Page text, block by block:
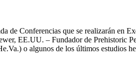
de Conferencias que se realizarán en
EE.UU. – Fundador de Prehistoric
o algunos de los últimos estudios